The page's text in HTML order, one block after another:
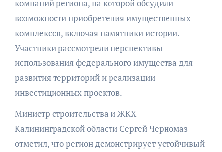
компаний региона, на которой обсудили
возможности приобретения имущественных
комплексов, включая памятники истории.
Участники рассмотрели перспективы
использования федерального имущества для
развития территорий и реализации
инвестиционных проектов.
Министр строительства и ЖКХ
Калининградской области Сергей Черномаз
отметил, что регион демонстрирует устойчивый